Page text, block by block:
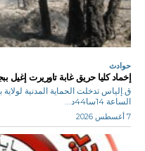
حوادث
إخماد كليا حريق غابة تاوريرت إغيل
ق.إلياس تدخلت الحماية المدنية
الساعة 14سا44د...
7 أغسطس 2026